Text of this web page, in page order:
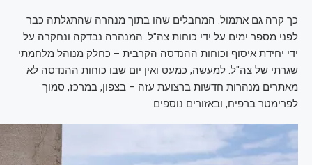
כך קרה גם אתמול. המחבלים שהו בתוך מנהרה שהתגלתה כבר
לפני מספר ימים על ידי כוחות צה"ל. המנהרה נבדקה ונחקרה על
ידי יחידת איסוף וכוחות ההנדסה הקרבית – כחלק מנוהל מלחמתי
שגרתי של צה"ל. למעשה, כמעט ואין יום שבו כוחות ההנדסה לא
מאתרים מנהרות חדשות ברצועת עזה – בצפון, במרכז, סמוך
לפרימטר ברפיח, ובאזורים נוספים.